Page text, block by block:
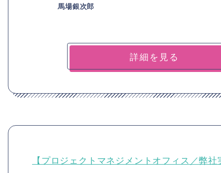
馬場銀次郎
詳細を見る
【プロジェクトマネジメントオフィス／弊